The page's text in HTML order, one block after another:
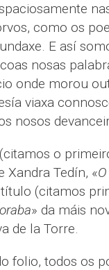
como os
E así
nosas
onde morou
viaxa
nosos
o
Xandra Tedín, «
(citamos
» da máis
de la Torre.
folio, todos os